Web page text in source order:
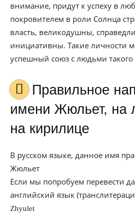
внимание, придут к успеху в
покровителем в роли Солнца
власть, великодушны,
инициативны. Такие личности
успешный союз с людьми такого
Правильное написание
имени Жюльет, на
на кирилице
В русском языке, данное имя
Жюльет
Если мы попробуем перевести
английский язык
Zhyulet